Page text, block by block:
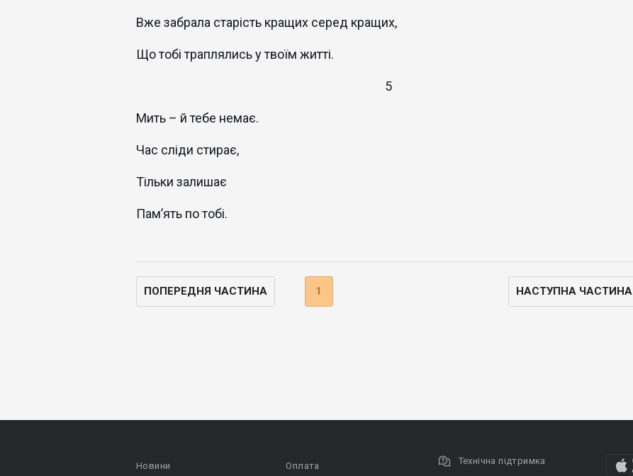
Вже забрала старість кращих серед кращих,
Що тобі траплялись у твоїм житті.
5
Мить – й тебе немає.
Час сліди стирає,
Тільки залишає
Пам’ять по тобі.
ПОПЕРЕДНЯ ЧАСТИНА 1 НАСТУПНА ЧАСТИНА
Новини Оплата Технічна підтримка